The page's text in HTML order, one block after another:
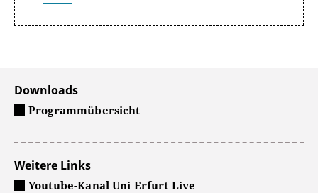
Downloads
Programmübersicht
Weitere Links
Youtube-Kanal Uni Erfurt Live